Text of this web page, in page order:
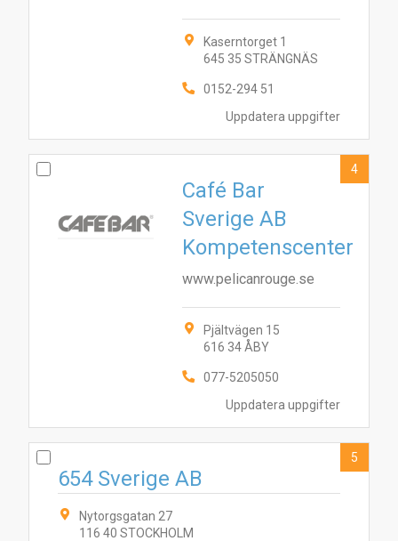
Uppdatera uppgifter
Kaserntorget 1
645 35 STRÄNGNÄS
0152-294 51
Uppdatera uppgifter
Café Bar
Sverige AB
Kompetenscenter
www.pelicanrouge.se
Pjältvägen 15
616 34 ÅBY
077-5205050
4
654 Sverige AB
Nytorgsgatan 27
116 40 STOCKHOLM
5